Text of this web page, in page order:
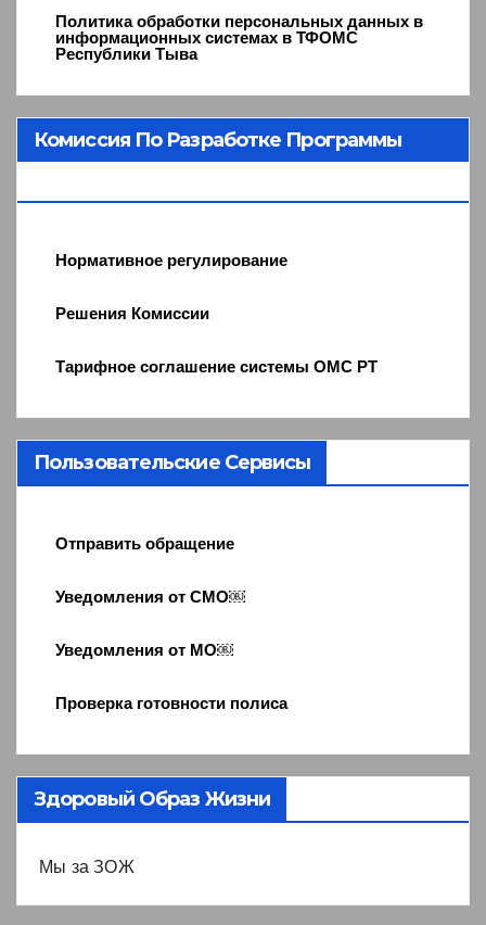
Политика обработки персональных данных в
информационных системах в ТФОМС
Республики Тыва
Комиссия По Разработке Программы
Нормативное регулирование
Решения Комиссии
Тарифное соглашение системы ОМС РТ
Пользовательские Сервисы
Отправить обращение
Уведомления от СМО￼
Уведомления от МО￼
Проверка готовности полиса
Здоровый Образ Жизни
Мы за ЗОЖ